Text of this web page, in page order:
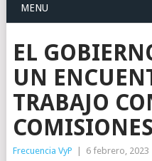
MENU
EL
UN
TRABAJO
Frecuencia VyP 6 febrero, 2023